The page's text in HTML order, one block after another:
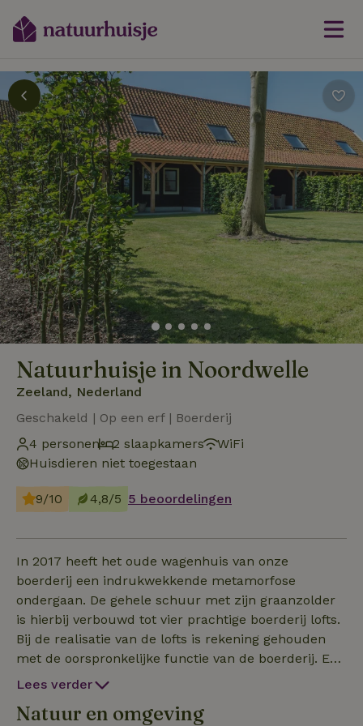
Natuurhuisje in Noordwelle
Zeeland, Nederland
Geschakeld | Op een erf | Boerderij
4 personen
2 slaapkamers
WiFi
Huisdieren niet toegestaan
9/10 4,8/5 5 beoordelingen
In 2017 heeft het oude wagenhuis van onze
boerderij een indrukwekkende metamorfose
ondergaan. De gehele schuur met zijn graanzolder
is hierbij verbouwd tot vier prachtige boerderij lofts.
Bij de realisatie van de lofts is rekening gehouden
met de oorspronkelijke functie van de boerderij. Er
is gebouwd met respect voor het verleden, wat u
smaakvolle inrichting. Niet voor niets mochten wij
Lees verder
Natuur en omgeving